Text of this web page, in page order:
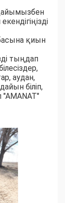
қиын
тыңдап
аудан,
біліп,
"АМАNАТ"